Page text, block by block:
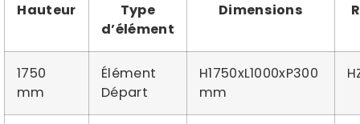
Hauteur
Type
d’élément
Dimensions
1750
mm
Élément
Départ
H1750xL1000xP300
mm